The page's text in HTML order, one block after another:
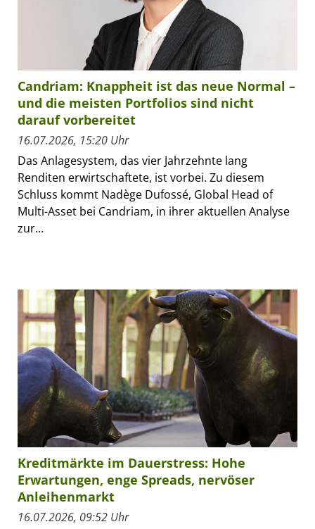
Candriam: Knappheit ist das neue Normal –
und die meisten Portfolios sind nicht
darauf vorbereitet
16.07.2026, 15:20 Uhr
Das Anlagesystem, das vier Jahrzehnte lang
Renditen erwirtschaftete, ist vorbei. Zu diesem
Schluss kommt Nadège Dufossé, Global Head of
Multi-Asset bei Candriam, in ihrer aktuellen Analyse
zur...
Kreditmärkte im Dauerstress: Hohe
Erwartungen, enge Spreads, nervöser
Anleihenmarkt
16.07.2026, 09:52 Uhr